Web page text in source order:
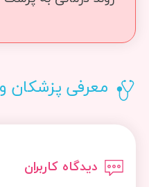
معرفی پزشکان
دیدگاه کاربران